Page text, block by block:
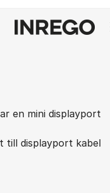
en mini displayport
till displayport kabel